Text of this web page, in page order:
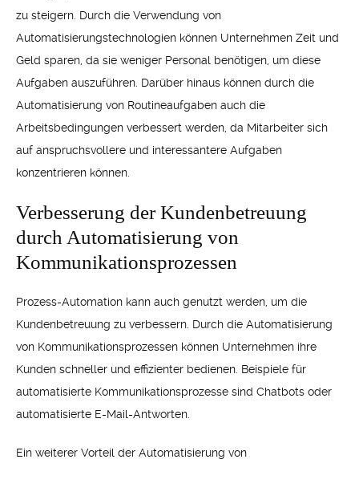
zu steigern. Durch die Verwendung von
Automatisierungstechnologien können Unternehmen Zeit und
Geld sparen, da sie weniger Personal benötigen, um diese
Aufgaben auszuführen. Darüber hinaus können durch die
Automatisierung von Routineaufgaben auch die
Arbeitsbedingungen verbessert werden, da Mitarbeiter sich
auf anspruchsvollere und interessantere Aufgaben
konzentrieren können.
Verbesserung der Kundenbetreuung
durch Automatisierung von
Kommunikationsprozessen
Prozess-Automation kann auch genutzt werden, um die
Kundenbetreuung zu verbessern. Durch die Automatisierung
von Kommunikationsprozessen können Unternehmen ihre
Kunden schneller und effizienter bedienen. Beispiele für
automatisierte Kommunikationsprozesse sind Chatbots oder
automatisierte E-Mail-Antworten.
Ein weiterer Vorteil der Automatisierung von